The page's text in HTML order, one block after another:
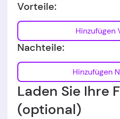
Vorteile:
Nachteile:
Laden Sie Ihre
(optional)